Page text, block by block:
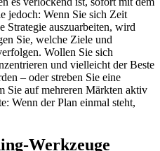
jedoch: Wenn Sie sich Zeit
Strategie auszuarbeiten, wird
Sie, welche Ziele und
Wollen Sie sich
und vielleicht der Beste
– oder streben Sie eine
Sie auf mehreren Märkten aktiv
Wenn der Plan einmal steht,
Werkzeuge